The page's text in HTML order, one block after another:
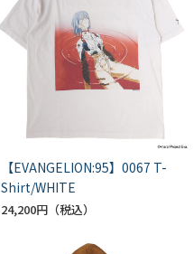
【EVANGELION:95】0067 T-
Shirt/WHITE
24,200円